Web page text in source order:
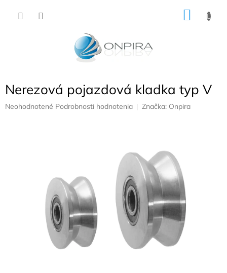
Nerezová pojazdová kladka typ V
Priemerné
Neohodnotené Podrobnosti hodnotenia Značka: Onpira